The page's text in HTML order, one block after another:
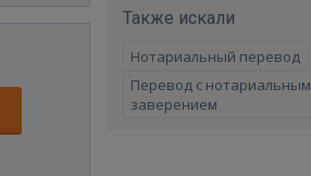
Также искали
Нотариальный перевод
Перевод с нотариальным
заверением